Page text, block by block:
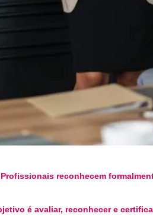
reconhecem
é avaliar, reconhecer e